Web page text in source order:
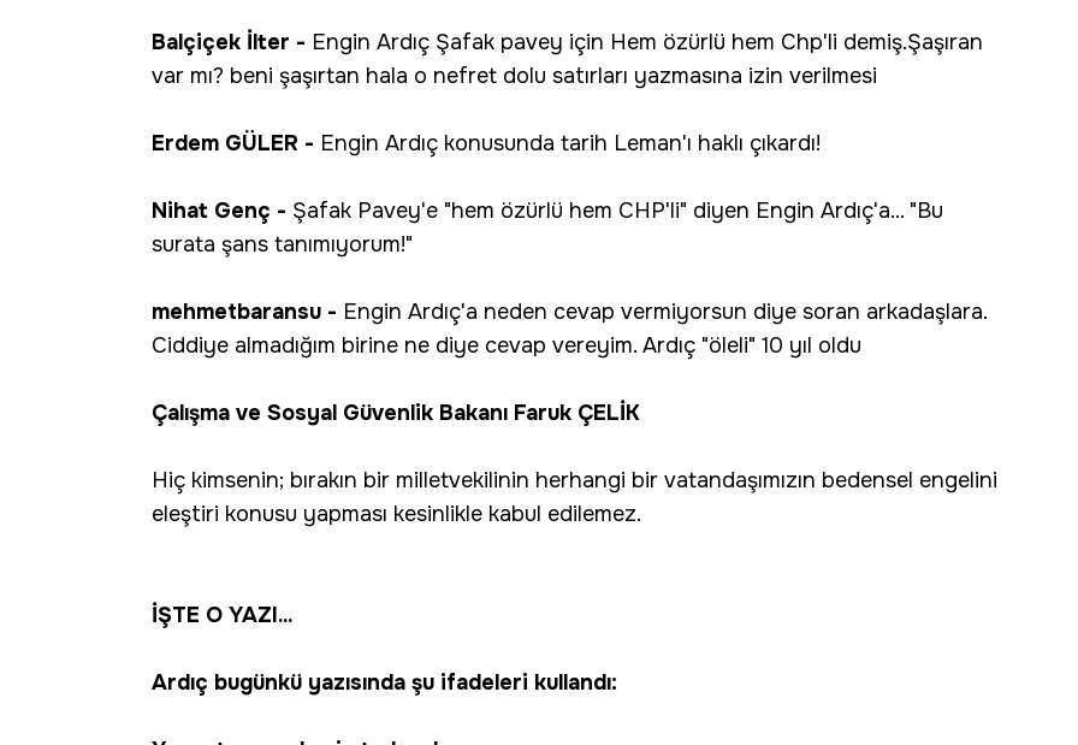
Balçiçek İlter - Engin Ardıç Şafak pavey için Hem özürlü hem Chp'li demiş.Şaşıran
var mı? beni şaşırtan hala o nefret dolu satırları yazmasına izin verilmesi
Erdem GÜLER - Engin Ardıç konusunda tarih Leman'ı haklı çıkardı!
Nihat Genç - Şafak Pavey'e "hem özürlü hem CHP'li" diyen Engin Ardıç'a... "Bu
surata şans tanımıyorum!"
mehmetbaransu - Engin Ardıç'a neden cevap vermiyorsun diye soran arkadaşlara.
Ciddiye almadığım birine ne diye cevap vereyim. Ardıç "öleli" 10 yıl oldu
Çalışma ve Sosyal Güvenlik Bakanı Faruk ÇELİK
Hiç kimsenin; bırakın bir milletvekilinin herhangi bir vatandaşımızın bedensel engelini
eleştiri konusu yapması kesinlikle kabul edilemez.
İŞTE O YAZI...
Ardıç bugünkü yazısında şu ifadeleri kullandı: